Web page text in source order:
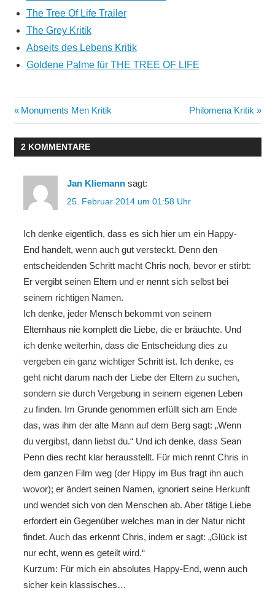
The Tree Of Life Trailer
The Grey Kritik
Abseits des Lebens Kritik
Goldene Palme für THE TREE OF LIFE
Beitragsnavigation
Vorheriger
Beitrag:
Monuments Men Kritik
Nächster
Beitrag:
Philomena Kritik
2 KOMMENTARE
Jan Kliemann sagt:
25. Februar 2014 um 01:58 Uhr
Ich denke eigentlich, dass es sich hier um ein Happy-
End handelt, wenn auch gut versteckt. Denn den
entscheidenden Schritt macht Chris noch, bevor er stirbt:
Er vergibt seinen Eltern und er nennt sich selbst bei
seinem richtigen Namen.
Ich denke, jeder Mensch bekommt von seinem
Elternhaus nie komplett die Liebe, die er bräuchte. Und
ich denke weiterhin, dass die Entscheidung dies zu
vergeben ein ganz wichtiger Schritt ist. Ich denke, es
geht nicht darum nach der Liebe der Eltern zu suchen,
sondern sie durch Vergebung in seinem eigenen Leben
zu finden. Im Grunde genommen erfüllt sich am Ende
das, was ihm der alte Mann auf dem Berg sagt: „Wenn
du vergibst, dann liebst du.“ Und ich denke, dass Sean
Penn dies recht klar herausstellt. Für mich rennt Chris in
dem ganzen Film weg (der Hippy im Bus fragt ihn auch
wovor); er ändert seinen Namen, ignoriert seine Herkunft
und wendet sich von den Menschen ab. Aber tätige Liebe
erfordert ein Gegenüber welches man in der Natur nicht
findet. Auch das erkennt Chris, indem er sagt: „Glück ist
nur echt, wenn es geteilt wird.“
Kurzum: Für mich ein absolutes Happy-End, wenn auch
sicher kein klassisches…